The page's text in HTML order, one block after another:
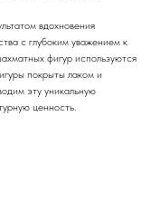
вдохновения
с глубоким уважением к
фигур используются
покрыты лаком и
эту уникальную
ценность.